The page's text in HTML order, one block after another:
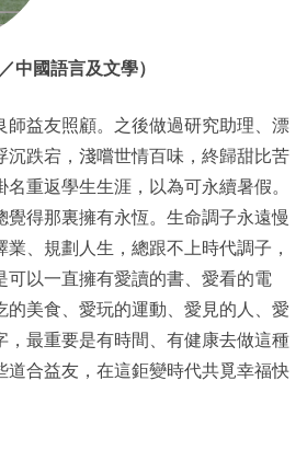
中國語言及文學）
師益友照顧。之後做過研究助理、漂
沉跌宕，淺嚐世情百味，終歸甜比苦
重返學生生涯，以為可永續暑假。
覺得那裏擁有永恆。生命調子永遠慢
、規劃人生，總跟不上時代調子，
可以一直擁有愛讀的書、愛看的電
的美食、愛玩的運動、愛見的人、愛
，最重要是有時間、有健康去做這種
道合益友，在這鉅變時代共覓幸福快